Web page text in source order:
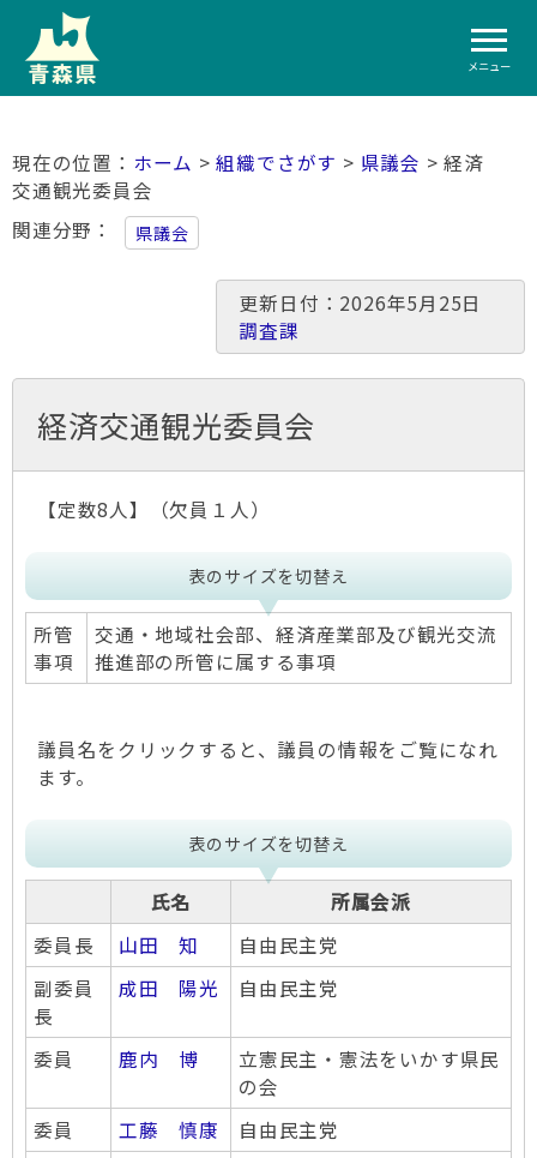
メニュー
ホーム >組織でさがす > 県議会 > 経済
交通観光委員会
関連分野
県議会
更新日付：2026年5月25日
調査課
経済交通観光委員会
【定数8人】（欠員１人）
表のサイズを切替え
所管
事項
交通・地域社会部、経済産業部及び観光交流
推進部の所管に属する事項
議員名をクリックすると、議員の情報をご覧になれ
ます。
表のサイズを切替え
氏名
所属会派
委員長
山田 知
自由民主党
副委員
長
成田 陽光 自由民主党
委員 鹿内 博
立憲民主・憲法をいかす県民
の会
委員
工藤 慎康
自由民主党